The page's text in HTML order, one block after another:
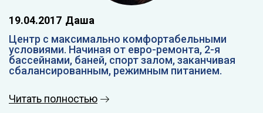
19.04.2017 Даша
Центр с максимально комфортабельными
условиями. Начиная от евро-ремонта, 2-я
бассейнами, баней, спорт залом, заканчивая
сбалансированным, режимным питанием.
Читать полностью